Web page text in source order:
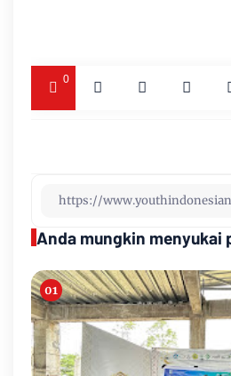
0
Anda mungkin menyukai